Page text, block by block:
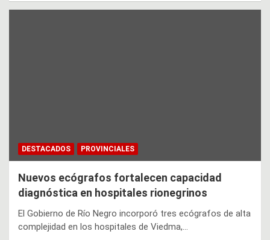
DESTACADOS PROVINCIALES
Nuevos ecógrafos fortalecen capacidad
diagnóstica en hospitales rionegrinos
El Gobierno de Río Negro incorporó tres ecógrafos de alta
complejidad en los hospitales de Viedma,…